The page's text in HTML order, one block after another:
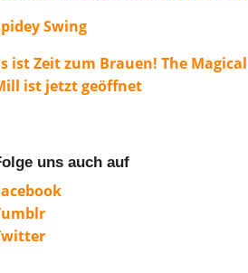
Swing
ist Zeit zum Brauen! The
ist jetzt geöffnet
uns auch auf